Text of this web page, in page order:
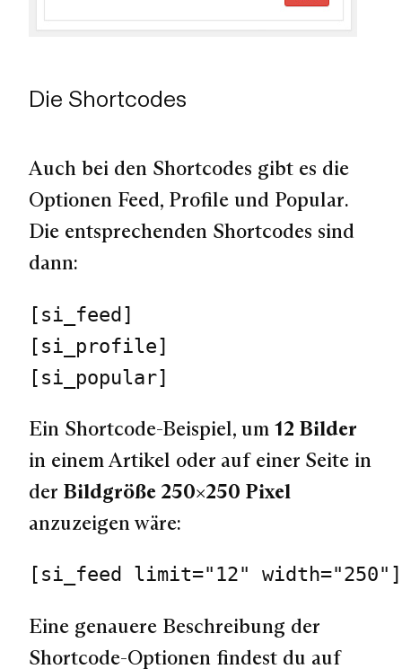
Die Shortcodes
Auch bei den Shortcodes gibt es die
Optionen Feed, Profile und Popular.
Die entsprechenden Shortcodes sind
dann:
[si_feed]
[si_profile]
Ein Shortcode-Beispiel, um 12 Bilder
in einem Artikel oder auf einer Seite in
der Bildgröße 250×250 Pixel
anzuzeigen wäre:
[si_feed limit="12" width="250"]
Eine genauere Beschreibung der
Shortcode-Optionen findest du auf